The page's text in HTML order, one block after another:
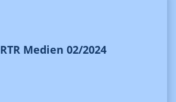
Medien 02/2024